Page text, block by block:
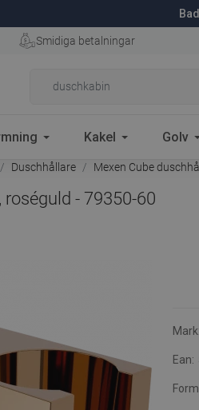
Smidiga betalningar
Kakel Golv
Duschhållare Mexen Cube
- 79350-60
Mark:
Ean: